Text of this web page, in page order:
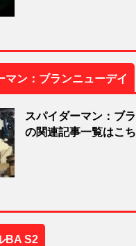
ン：ブランニューデイ
スパイダーマン：ブ
の関連記事一覧はこ
S2